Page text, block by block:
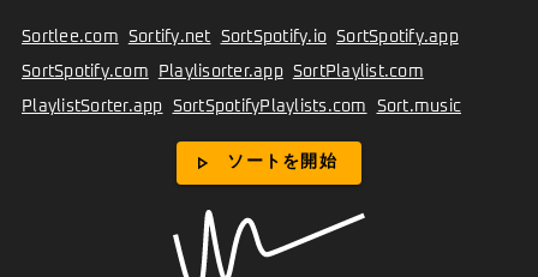
Sortlee.com Sortify.net SortSpotify.io SortSpotify.app
SortSpotify.com Playlisorter.app SortPlaylist.com
PlaylistSorter.app SortSpotifyPlaylists.com Sort.music
play_arrow ソートを開始